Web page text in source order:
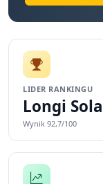
LIDER RANKINGU
Longi
Wynik 92,7/100